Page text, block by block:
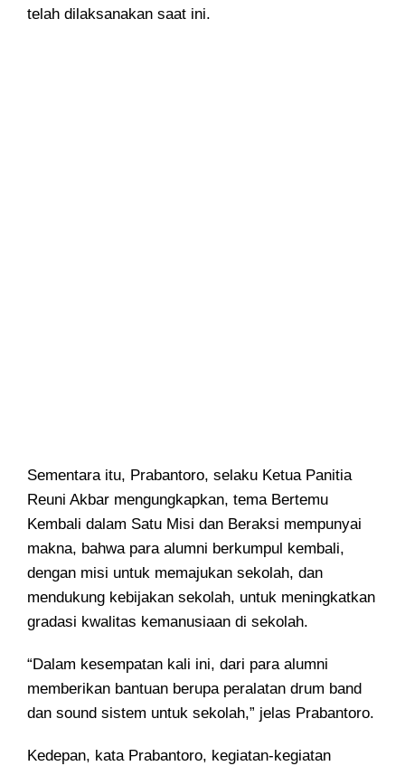
telah dilaksanakan saat ini.
Sementara itu, Prabantoro, selaku Ketua Panitia
Reuni Akbar mengungkapkan, tema Bertemu
Kembali dalam Satu Misi dan Beraksi mempunyai
makna, bahwa para alumni berkumpul kembali,
dengan misi untuk memajukan sekolah, dan
mendukung kebijakan sekolah, untuk meningkatkan
gradasi kwalitas kemanusiaan di sekolah.
“Dalam kesempatan kali ini, dari para alumni
memberikan bantuan berupa peralatan drum band
dan sound sistem untuk sekolah,” jelas Prabantoro.
Kedepan, kata Prabantoro, kegiatan-kegiatan